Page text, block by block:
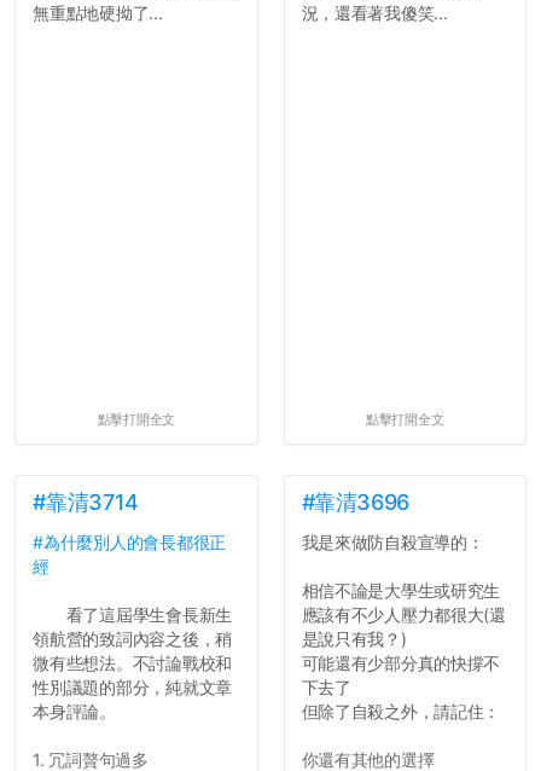
無重點地硬拗了...
點擊打開全文
況，還看著我傻笑...
點擊打開全文
#靠清3714
#為什麼別人的會長都很正
經
看了這屆學生會長新生
領航營的致詞內容之後，稍
微有些想法。不討論戰校和
性別議題的部分，純就文章
本身評論。
1. 冗詞贅句過多
#靠清3696
我是來做防自殺宣導的：
相信不論是大學生或研究生
應該有不少人壓力都很大(還
是說只有我？)
可能還有少部分真的快撐不
下去了
但除了自殺之外，請記住：
你還有其他的選擇